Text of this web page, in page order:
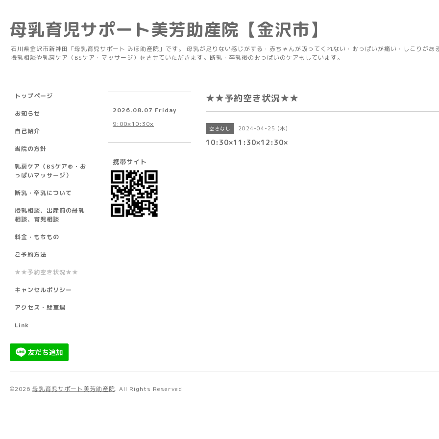
母乳育児サポート美芳助産院【金沢市】
石川県金沢市新神田「母乳育児サポート みほ助産院」です。 母乳が足りない感じがする・赤ちゃんが吸ってくれない・おっぱいが痛い・しこりがあ
授乳相談や乳房ケア（BSケア・マッサージ）をさせていただきます。断乳・卒乳後のおっぱいのケアもしています。
★★予約空き状況★★
空きなし 2024-04-25 (木)
10:30×11:30×12:30×
トップページ
お知らせ
自己紹介
当院の方針
乳房ケア（BSケア®︎・お
っぱいマッサージ）
断乳・卒乳について
授乳相談、出産前の母乳
相談、育児相談
料金・もちもの
ご予約方法
★★予約空き状況★★
キャンセルポリシー
アクセス・駐車場
Link
2026.08.07 Friday
9:00×10:30×
携帯サイト
©2026 母乳育児サポート美芳助産院. All Rights Reserved.